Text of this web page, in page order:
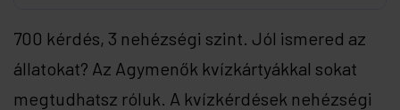
700 kérdés, 3 nehézségi szint. Jól ismered az
állatokat? Az Agymenők kvízkártyákkal sokat
megtudhatsz róluk. A kvízkérdések nehézségi